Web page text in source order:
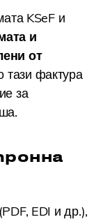
KSeF и
и
от
тази фактура
за
EDI и др.),